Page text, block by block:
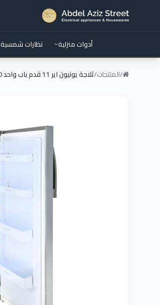
أدوات منزلية نظارات شمسية
/المنتجات/ثلاجة يونيون اير 11 قدم باب واحد RS-300VM-C20